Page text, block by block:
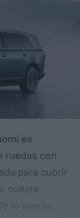
de
La
se ha
que incluso
es
ruedas con
para cubrir
cuesta